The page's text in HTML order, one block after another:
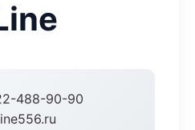
488-90-90